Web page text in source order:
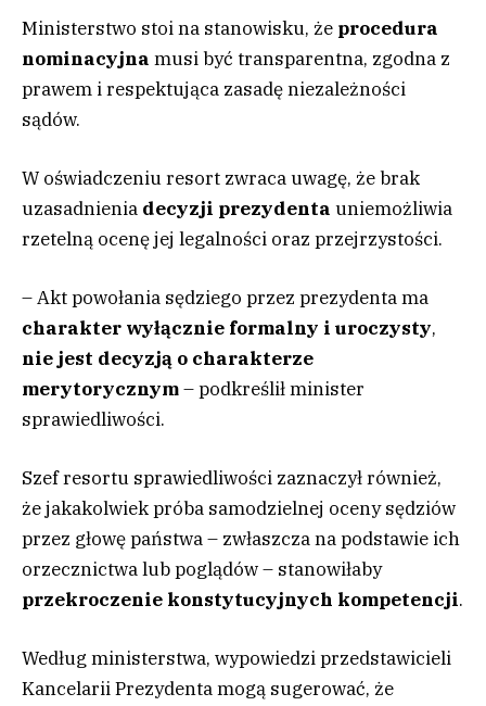
Ministerstwo stoi na stanowisku, że procedura
nominacyjna musi być transparentna, zgodna z
prawem i respektująca zasadę niezależności
sądów.
W oświadczeniu resort zwraca uwagę, że brak
uzasadnienia decyzji prezydenta uniemożliwia
rzetelną ocenę jej legalności oraz przejrzystości.
– Akt powołania sędziego przez prezydenta ma
charakter wyłącznie formalny i uroczysty,
nie jest decyzją o charakterze
merytorycznym– podkreślił minister
sprawiedliwości.
Szef resortu sprawiedliwości zaznaczył również,
że jakakolwiek próba samodzielnej oceny sędziów
przez głowę państwa – zwłaszcza na podstawie ich
orzecznictwa lub poglądów – stanowiłaby
przekroczenie konstytucyjnych kompetencji.
Według ministerstwa, wypowiedzi przedstawicieli
Kancelarii Prezydenta mogą sugerować, że